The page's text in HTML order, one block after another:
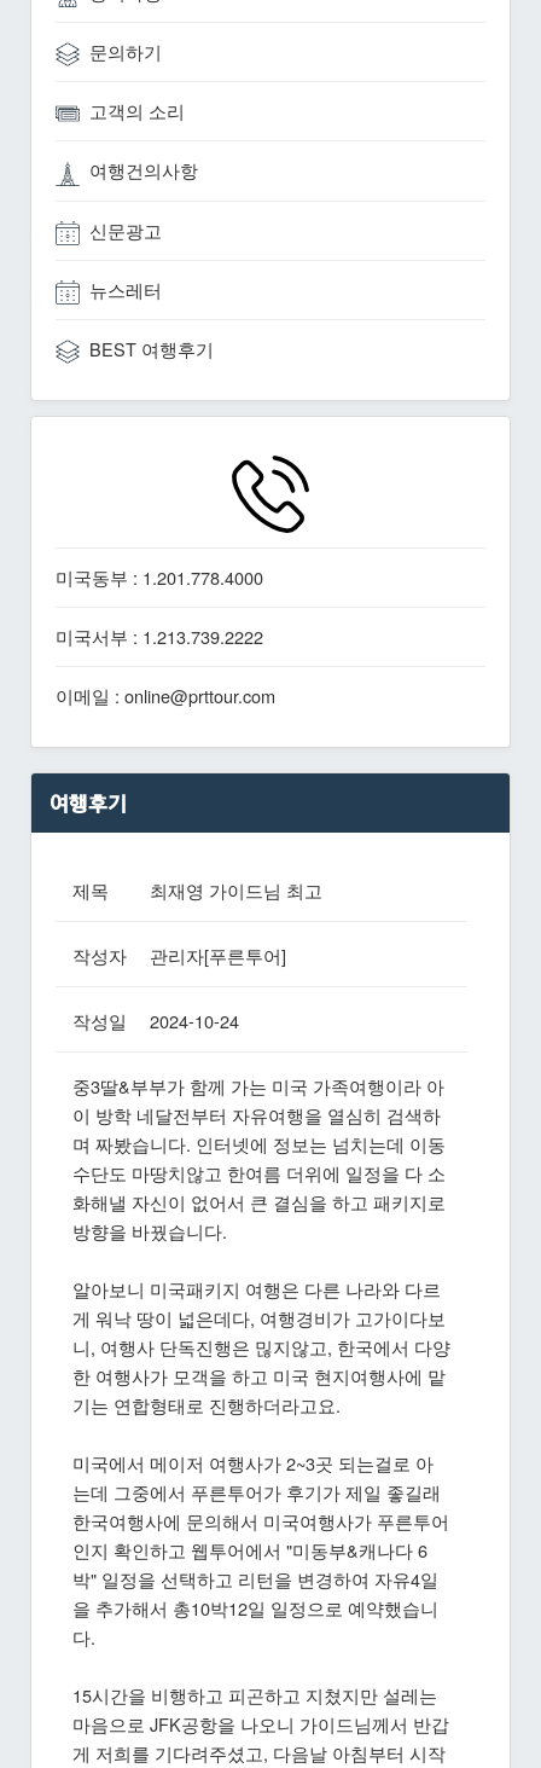
문의하기
고객의 소리
여행건의사항
신문광고
뉴스레터
BEST 여행후기
미국동부 : 1.201.778.4000
미국서부 : 1.213.739.2222
이메일 : online@prttour.com
여행후기
제목 최재영 가이드님 최고
작성자 관리자[푸른투어]
작성일 2024-10-24
중3딸&부부가 함께 가는 미국 가족여행이라 아
이 방학 네달전부터 자유여행을 열심히 검색하
며 짜봤습니다. 인터넷에 정보는 넘치는데 이동
수단도 마땅치않고 한여름 더위에 일정을 다 소
화해낼 자신이 없어서 큰 결심을 하고 패키지로
방향을 바꿨습니다.
알아보니 미국패키지 여행은 다른 나라와 다르
게 워낙 땅이 넓은데다, 여행경비가 고가이다보
니, 여행사 단독진행은 믾지않고, 한국에서 다양
한 여행사가 모객을 하고 미국 현지여행사에 맡
기는 연합형태로 진행하더라고요.
미국에서 메이저 여행사가 2~3곳 되는걸로 아
는데 그중에서 푸른투어가 후기가 제일 좋길래
한국여행사에 문의해서 미국여행사가 푸른투어
인지 확인하고 웹투어에서 "미동부&캐나다 6
박" 일정을 선택하고 리턴을 변경하여 자유4일
을 추가해서 총10박12일 일정으로 예약했습니
다.
15시간을 비행하고 피곤하고 지쳤지만 설레는
마음으로 JFK공항을 나오니 가이드님께서 반갑
게 저희를 기다려주셨고, 다음날 아침부터 시작